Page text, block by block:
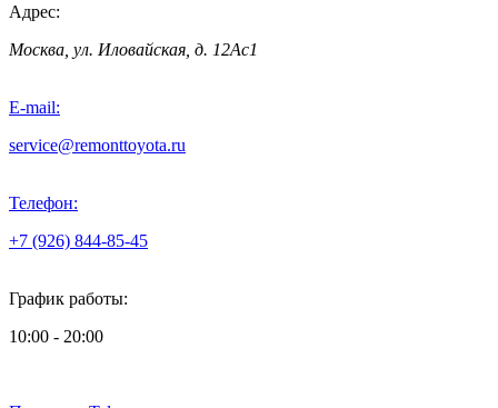
Адрес:
Москва, ул. Иловайская, д. 12Ас1
E-mail:
service@remonttoyota.ru
Телефон:
+7 (926) 844-85-45
График работы:
10:00 - 20:00